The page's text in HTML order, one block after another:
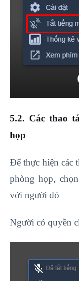
5.2. Các thao
họp
Để thực hiện các
phòng họp,
với người đó
Người có quyền